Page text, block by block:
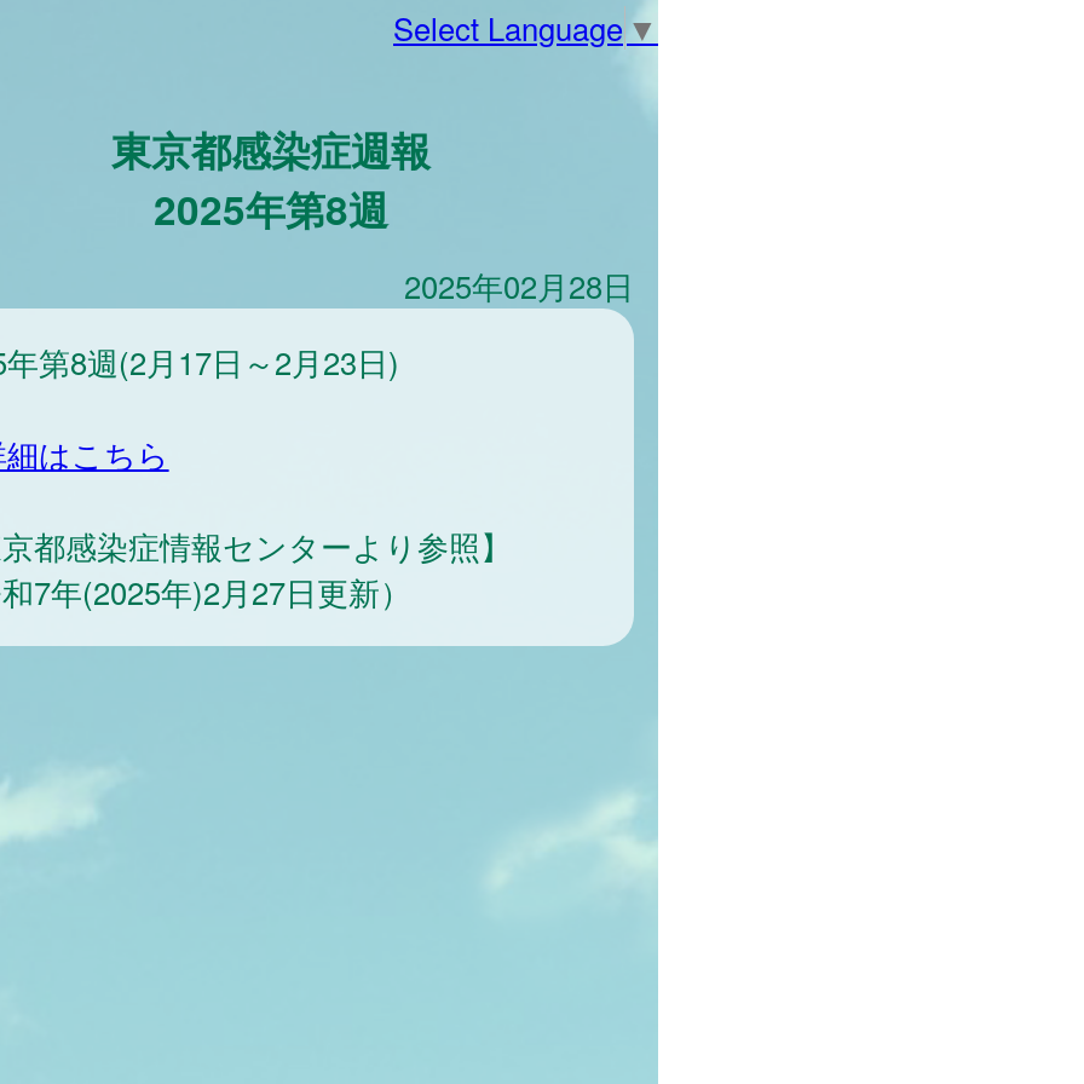
Select Language ▼
東京都感染症週報
2025年第8週
2025年02月28日
第8週(2月17日～2月23日)
はこちら
都感染症情報センターより参照】
7年(2025年)2月27日更新）